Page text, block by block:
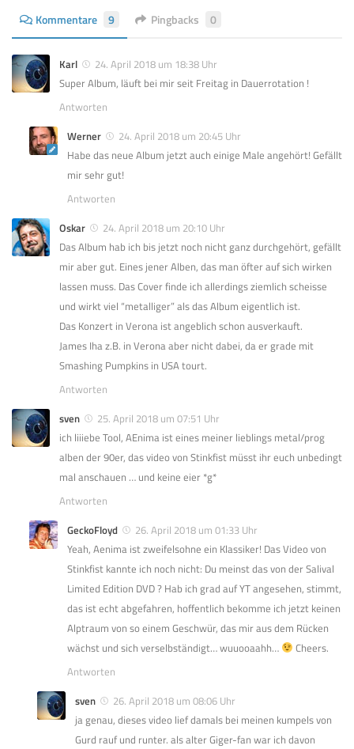
Kommentare 9 Pingbacks 0
Karl
24. April 2018 um 18:38 Uhr
Super Album, läuft bei mir seit Freitag in Dauerrotation !
Antworten
Werner
24. April 2018 um 20:45 Uhr
Habe das neue Album jetzt auch einige Male angehört! Gefällt
mir sehr gut!
Antworten
Oskar
24. April 2018 um 20:10 Uhr
Das Album hab ich bis jetzt noch nicht ganz durchgehört, gefällt
mir aber gut. Eines jener Alben, das man öfter auf sich wirken
lassen muss. Das Cover finde ich allerdings ziemlich scheisse
und wirkt viel “metalliger” als das Album eigentlich ist.
Das Konzert in Verona ist angeblich schon ausverkauft.
James Iha z.B. in Verona aber nicht dabei, da er grade mit
Smashing Pumpkins in USA tourt.
Antworten
sven
25. April 2018 um 07:51 Uhr
ich liiiebe Tool, AEnima ist eines meiner lieblings metal/prog
alben der 90er, das video von Stinkfist müsst ihr euch unbedingt
mal anschauen … und keine eier *g*
Antworten
GeckoFloyd
26. April 2018 um 01:33 Uhr
Yeah, Aenima ist zweifelsohne ein Klassiker! Das Video von
Stinkfist kannte ich noch nicht: Du meinst das von der Salival
Limited Edition DVD ? Hab ich grad auf YT angesehen, stimmt,
das ist echt abgefahren, hoffentlich bekomme ich jetzt keinen
Alptraum von so einem Geschwür, das mir aus dem Rücken
wächst und sich verselbständigt… wuuooaahh…
Cheers.
Antworten
sven
26. April 2018 um 08:06 Uhr
ja genau, dieses video lief damals bei meinen kumpels von
Gurd rauf und runter. als alter Giger-fan war ich davon